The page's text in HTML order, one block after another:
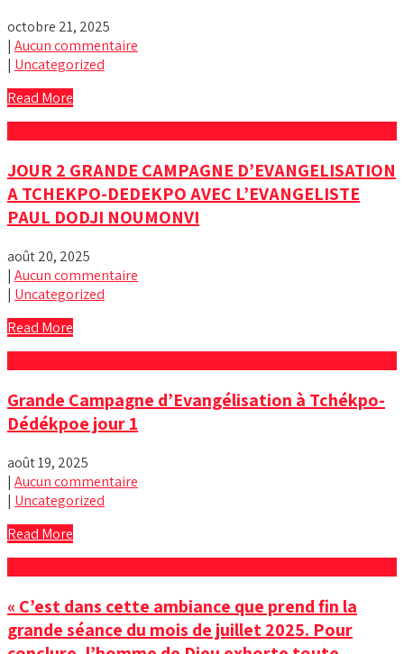
octobre 21, 2025
| Aucun commentaire
| Uncategorized
Read More
JOUR 2 GRANDE CAMPAGNE D’EVANGELISATION
A TCHEKPO-DEDEKPO AVEC L’EVANGELISTE
PAUL DODJI NOUMONVI
août 20, 2025
| Aucun commentaire
| Uncategorized
Read More
Grande Campagne d’Evangélisation à Tchékpo-
Dédékpoe jour 1
août 19, 2025
| Aucun commentaire
| Uncategorized
Read More
« C’est dans cette ambiance que prend fin la
grande séance du mois de juillet 2025. Pour